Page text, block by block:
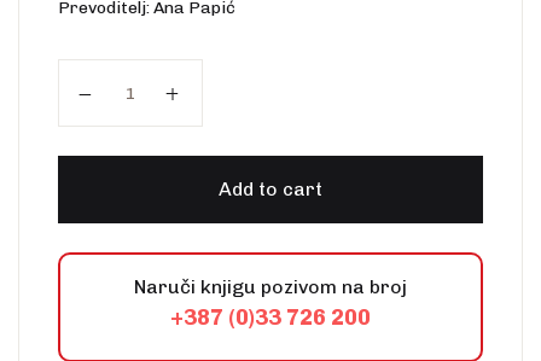
Prevoditelj: Ana Papić
Add to cart
Naruči knjigu pozivom na broj
+387 (0)33 726 200